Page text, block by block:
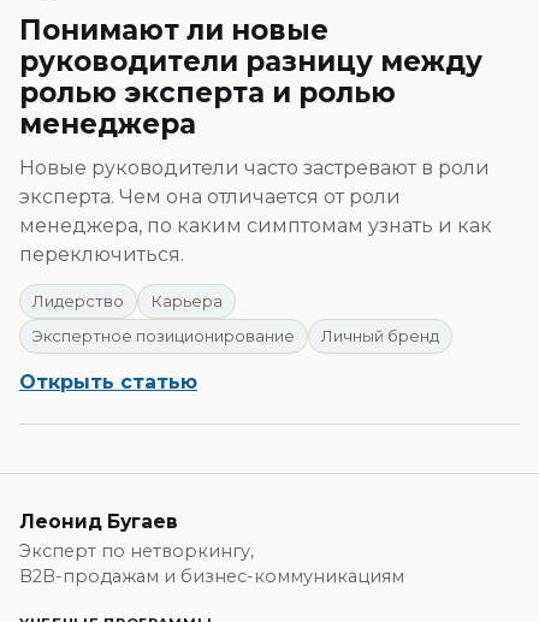
Понимают ли новые
руководители разницу между
ролью эксперта и ролью
менеджера
Новые руководители часто застревают в роли
эксперта. Чем она отличается от роли
менеджера, по каким симптомам узнать и как
переключиться.
Лидерство
Карьера
Экспертное позиционирование
Личный бренд
Открыть статью
Леонид Бугаев
Эксперт по нетворкингу,
B2B-продажам и бизнес-коммуникациям